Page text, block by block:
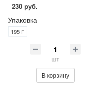
230 руб.
Упаковка
195 Г
шт
В корзину